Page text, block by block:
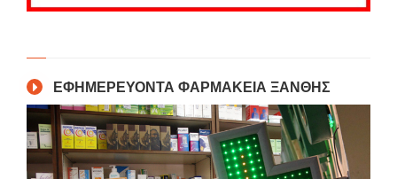
ΕΦΗΜΕΡΕΥΟΝΤΑ ΦΑΡΜΑΚΕΙΑ ΞΑΝΘΗΣ